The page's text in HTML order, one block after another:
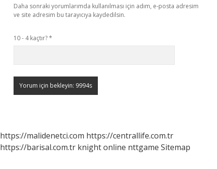
Daha sonraki yorumlarımda kullanılması için adım, e-posta adresim
ve site adresim bu tarayıcıya kaydedilsin.
10 - 4 kaçtır?*
https://malidenetci.com https://centrallife.com.tr
https://barisal.com.tr knight online nttgame Sitemap